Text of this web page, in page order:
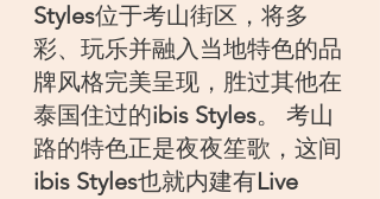
Styles位于考山街区，将多
彩、玩乐并融入当地特色的品
牌风格完美呈现，胜过其他在
泰国住过的ibis Styles。 考山
路的特色正是夜夜笙歌，这间
ibis Styles也就内建有Live